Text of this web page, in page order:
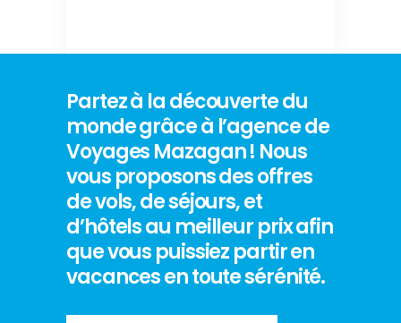
Partez à la découverte du
monde grâce à l’agence de
Voyages Mazagan ! Nous
vous proposons des offres
de vols, de séjours, et
d’hôtels au meilleur prix afin
que vous puissiez partir en
vacances en toute sérénité.